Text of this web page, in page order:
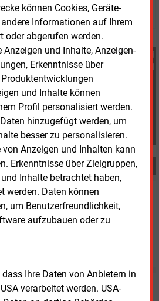
können Cookies, Geräte-
Informationen auf Ihrem
oder abgerufen werden.
Anzeigen und Inhalte, Anzeigen-
Erkenntnisse über
und Inhalte können
Profil personalisiert werden.
hinzugefügt werden, um
besser zu personalisieren.
von Anzeigen und Inhalten kann
Erkenntnisse über Zielgruppen,
Inhalte betrachtet haben,
werden. Daten können
um Benutzerfreundlichkeit,
aufzubauen oder zu
Ihre Daten von Anbietern in
verarbeitet werden. USA-
GmbH
Fritz Wilhelm
+49 (0) 6007 9396075
f.wilhelm@energie-und-
management.de
ZUM THEMA
mit deutlichem Ergebnisrückgang
Tochter Naturenergie musste Einbußen
und Erdgas hinnehmen.